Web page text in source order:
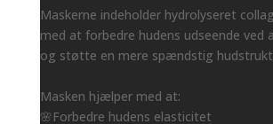
Maskerne indeholder hydrolyseret
med at forbedre hudens udseende
og støtte en mere spændstig
Masken hjælper med at:
🌸Forbedre hudens elasticitet